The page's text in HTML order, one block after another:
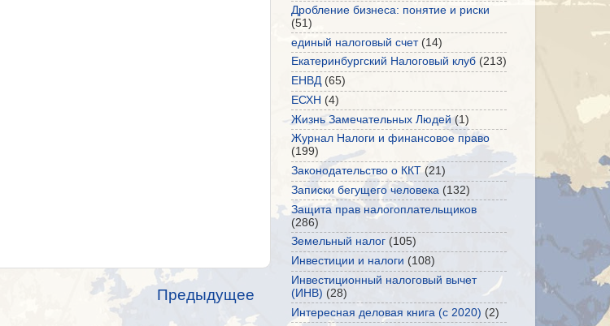
Предыдущее
Дробление бизнеса: понятие и риски
(51)
единый налоговый счет (14)
Екатеринбургский Налоговый клуб (213)
ЕНВД (65)
ЕСХН (4)
Жизнь Замечательных Людей (1)
Журнал Налоги и финансовое право
(199)
Законодательство о ККТ (21)
Записки бегущего человека (132)
Защита прав налогоплательщиков
(286)
Земельный налог (105)
Инвестиции и налоги (108)
Инвестиционный налоговый вычет
(ИНВ) (28)
Интересная деловая книга (с 2020) (2)